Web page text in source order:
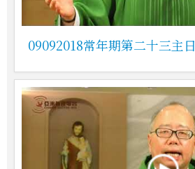
09092018常年期第二十三主日